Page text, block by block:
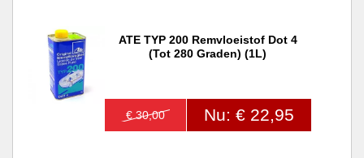
ATE TYP 200 Remvloeistof Dot 4
(tot 280 Graden) (1L)
€ 30,00 Nu: € 22,95